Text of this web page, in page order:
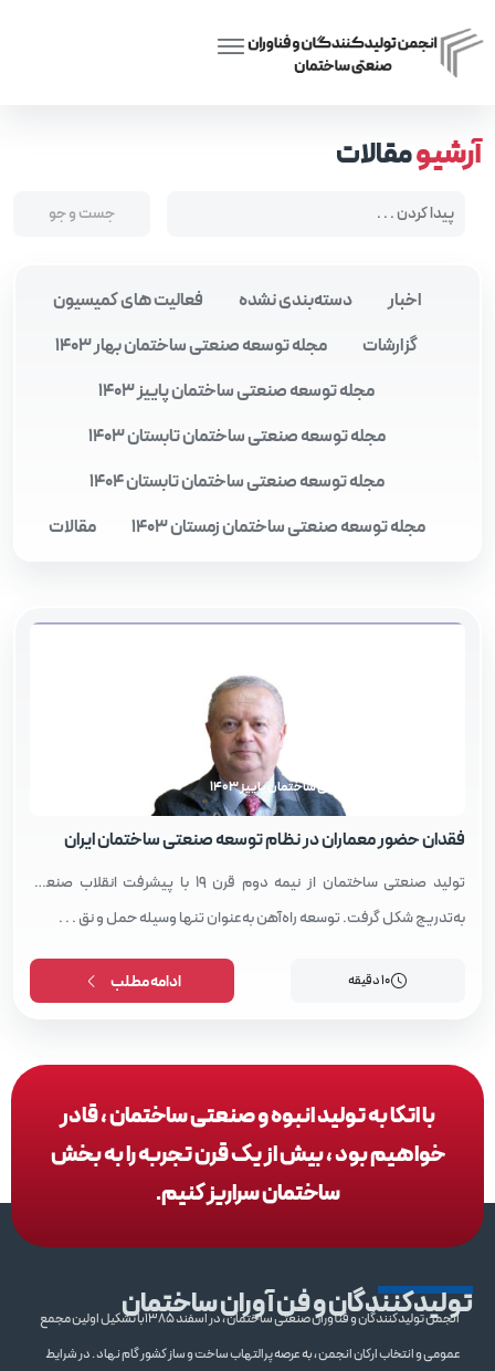
آرشیومقالات
اخبار دسته‌بندی نشده
فعالیت های کمیسیون
گزارشات
مجله توسعه صنعتی ساختمان بهار 1403
مجله توسعه صنعتی ساختمان پاییز 1403
مجله توسعه صنعتی ساختمان تابستان 1403
مجله توسعه صنعتی ساختمان تابستان 1404
مجله توسعه صنعتی ساختمان زمستان 1403
مقالات
مجله توسعه صنعتی ساختمان پاییز 1403
فقدان حضور معماران در نظام توسعه صنعتی ساختمان ایران
تولید صنعتی ساختمان از نیمه دوم قرن 19 با پیشرفت انقلاب صنعتی
به‌تدریج شکل گرفت. توسعه راه‌آهن به‌عنوان تنها وسیله حمل و نق . . .
10 دقیقه ادامه مطلب
با اتکا به تولید انبوه و صنعتی ساختمان ، قادر
خواهیم بود ، بیش از یک قرن تجربه را به بخش
ساختمان سراریز کنیم.
تولیدکنندگان و فن آوران ساختمانانجمن تولیدکنندگان و فنآوران صنعتی ساختمان ، در اسفند 1385با تشکیل اولین مجمع
عمومی و انتخاب ارکان انجمن ، به عرصه پرالتهاب ساخت و ساز کشور گام نهاد . در شرایط